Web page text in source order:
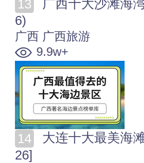
6)
广西 广西旅游
9.9w+
26]